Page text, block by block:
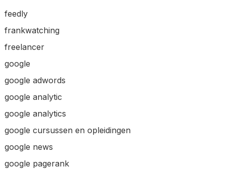
feedly
frankwatching
freelancer
google
google adwords
google analytic
google analytics
google cursussen en opleidingen
google news
google pagerank